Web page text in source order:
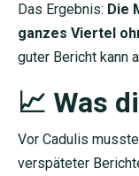
Das Ergebnis: Die
ganzes Viertel
guter Bericht kann
📈 Was
Vor Cadulis
verspäteter